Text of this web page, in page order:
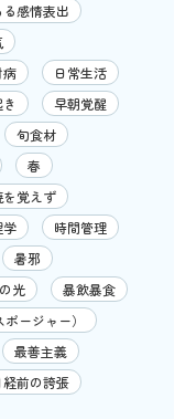
感情表出
病
日常生活
早朝覚醒
旬食材
春
覚えず
学
時間管理
暑邪
光
暴飲暴食
ージャー）
最善主義
経前の誇張